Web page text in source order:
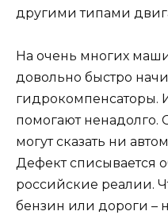
другими типами
На очень многих
довольно быстро
гидрокомпенсаторы.
помогают ненадолго.
могут сказать ни
Дефект списывается
российские реалии.
бензин или дороги –